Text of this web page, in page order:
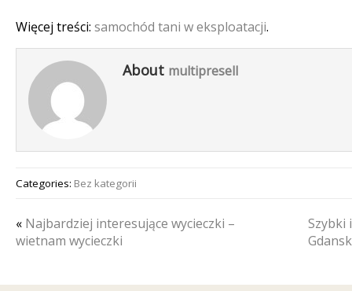
Więcej treści: samochód tani w eksploatacji.
About multipresell
Categories: Bez kategorii
« Najbardziej interesujące wycieczki –
wietnam wycieczki
Szybki
Gdansk